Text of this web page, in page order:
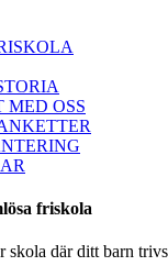
OSS
friskola
skola där ditt barn